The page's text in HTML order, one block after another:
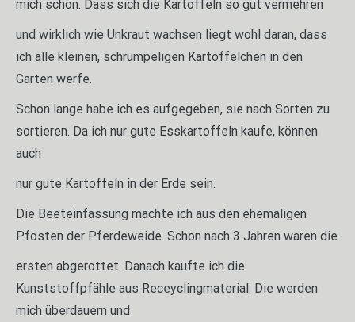
mich schon. Dass sich die Kartoffeln so gut vermehren
und wirklich wie Unkraut wachsen liegt wohl daran, dass
ich alle kleinen, schrumpeligen Kartoffelchen in den
Garten werfe.
Schon lange habe ich es aufgegeben, sie nach Sorten zu
sortieren. Da ich nur gute Esskartoffeln kaufe, können
auch
nur gute Kartoffeln in der Erde sein.
Die Beeteinfassung machte ich aus den ehemaligen
Pfosten der Pferdeweide. Schon nach 3 Jahren waren die
ersten abgerottet. Danach kaufte ich die
Kunststoffpfähle aus Receyclingmaterial. Die werden
mich überdauern und